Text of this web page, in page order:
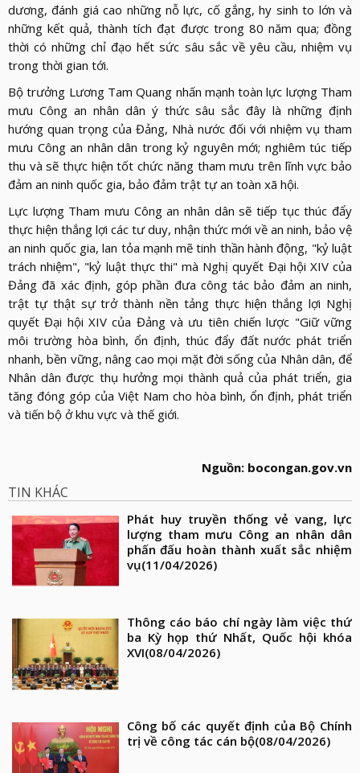
dương, đánh giá cao những nỗ lực, cố gắng, hy sinh to lớn và
những kết quả, thành tích đạt được trong 80 năm qua; đồng
thời có những chỉ đạo hết sức sâu sắc về yêu cầu, nhiệm vụ
trong thời gian tới.
Bộ trưởng Lương Tam Quang nhấn mạnh toàn lực lượng Tham
mưu Công an nhân dân ý thức sâu sắc đây là những định
hướng quan trọng của Đảng, Nhà nước đối với nhiệm vụ tham
mưu Công an nhân dân trong kỷ nguyên mới; nghiêm túc tiếp
thu và sẽ thực hiện tốt chức năng tham mưu trên lĩnh vực bảo
đảm an ninh quốc gia, bảo đảm trật tự an toàn xã hội.
Lực lượng Tham mưu Công an nhân dân sẽ tiếp tục thúc đẩy
thực hiện thắng lợi các tư duy, nhận thức mới về an ninh, bảo vệ
an ninh quốc gia, lan tỏa mạnh mẽ tinh thần hành động, "kỷ luật
trách nhiệm", "kỷ luật thực thi" mà Nghị quyết Đại hội XIV của
Đảng đã xác định, góp phần đưa công tác bảo đảm an ninh,
trật tự thật sự trở thành nền tảng thực hiện thắng lợi Nghị
quyết Đại hội XIV của Đảng và ưu tiên chiến lược "Giữ vững
môi trường hòa bình, ổn định, thúc đẩy đất nước phát triển
nhanh, bền vững, nâng cao mọi mặt đời sống của Nhân dân, để
Nhân dân được thụ hưởng mọi thành quả của phát triển, gia
tăng đóng góp của Việt Nam cho hòa bình, ổn định, phát triển
và tiến bộ ở khu vực và thế giới.
Nguồn: bocongan.gov.vn
TIN KHÁC
Phát huy truyền thống vẻ vang, lực
lượng tham mưu Công an nhân dân
phấn đấu hoàn thành xuất sắc nhiệm
vụ(11/04/2026)
Thông cáo báo chí ngày làm việc thứ
ba Kỳ họp thứ Nhất, Quốc hội khóa
XVI(08/04/2026)
Công bố các quyết định của Bộ Chính
trị về công tác cán bộ(08/04/2026)